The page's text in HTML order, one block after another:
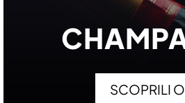
SCOPRILI